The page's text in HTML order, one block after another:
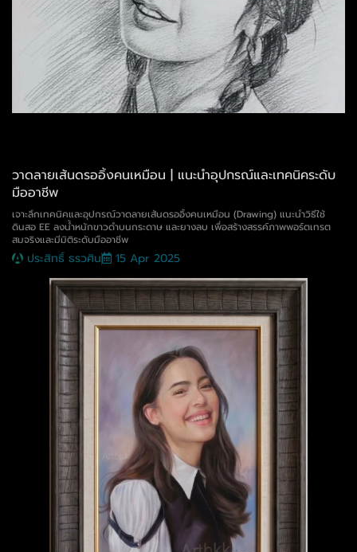
วาดลายเส้นดรออิ้งคนเหมือน | แนะนำอุปกรณ์และเทคนิคระดับ
มืออาชีพ
เจาะลึกเทคนิคและอุปกรณ์วาดลายเส้นดรออิ้งคนเหมือน (Drawing) แนะนำวิธีใช้
ดินสอ EE ลงน้ำหนักขาวดำบนกระดาษ และยางลบ เพื่อสร้างสรรค์ภาพพอร์ตเทรต
สมจริงและมีมิติระดับมืออาชีพ
ประสิทธิ์ ธรวศิน 15 Apr 2025